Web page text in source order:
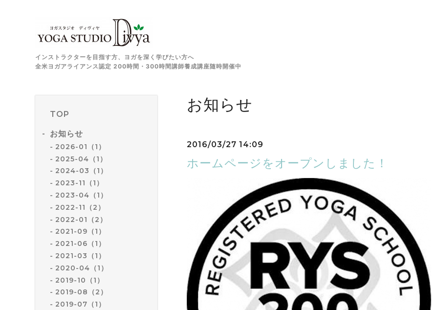
インストラクターを目指す方、ヨガを深く学びたい方へ
全米ヨガアライアンス認定 200時間・300時間講師養成講座随時開催中
TOP
お知らせ
2026-01（1）
2025-04（1）
2024-03（1）
2023-11（1）
2023-04（1）
2022-11（2）
2022-01（2）
2021-09（1）
2021-06（1）
2021-03（1）
2020-04（1）
2019-10（1）
2019-08（2）
2019-07（1）
お知らせ
2016/03/27 14:09
ホームページをオープンしました！